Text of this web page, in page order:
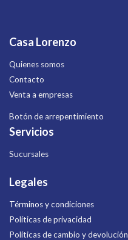
Casa Lorenzo
Quienes somos
Contacto
Venta a empresas
Botón de arrepentimiento
Servicios
Sucursales
Legales
Términos y condiciones
Políticas de privacidad
Políticas de cambio y devolución